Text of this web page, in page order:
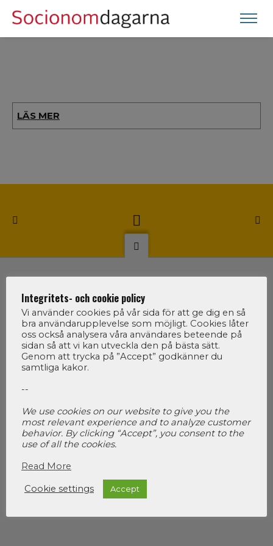
LÄS MER
ARRANGÖRER
ORGANISATÖR
Integritets- och cookie policy
Vi använder cookies på vår sida för att ge dig en så
bra användarupplevelse som möjligt. Cookies låter
oss också analysera våra användares beteende på
sidan så att vi kan utveckla den på bästa sätt.
Genom att trycka på ”Accept” godkänner du
samtliga kakor.
--
We use cookies on our website to give you the
most relevant experience and to analyze customer
behavior. By clicking “Accept”, you consent to the
use of all the cookies.
Read More
Cookie settings Accept